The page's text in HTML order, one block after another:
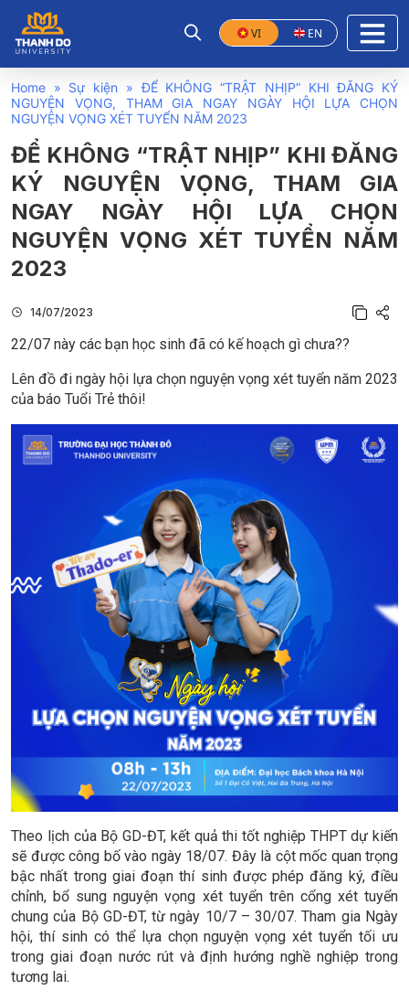
VI EN
Home » Sự kiện »ĐỂ KHÔNG “TRẬT NHỊP” KHI ĐĂNG KÝ
NGUYỆN VỌNG, THAM GIA NGAY NGÀY HỘI LỰA CHỌN
NGUYỆN VỌNG XÉT TUYỂN NĂM 2023
ĐỂ KHÔNG “TRẬT NHỊP” KHI ĐĂNG
KÝ NGUYỆN VỌNG, THAM GIA
NGAY NGÀY HỘI LỰA CHỌN
NGUYỆN VỌNG XÉT TUYỂN NĂM
2023
14/07/2023
22/07 này các bạn học sinh đã có kế hoạch gì chưa??
Lên đồ đi ngày hội lựa chọn nguyện vọng xét tuyển năm 2023
của báo Tuổi Trẻ thôi!
Theo lịch của Bộ GD-ĐT, kết quả thi tốt nghiệp THPT dự kiến
sẽ được công bố vào ngày 18/07. Đây là cột mốc quan trọng
bậc nhất trong giai đoạn thí sinh được phép đăng ký, điều
chỉnh, bổ sung nguyện vọng xét tuyển trên cổng xét tuyển
chung của Bộ GD-ĐT, từ ngày 10/7 – 30/07. Tham gia Ngày
hội, thí sinh có thể lựa chọn nguyện vọng xét tuyển tối ưu
trong giai đoạn nước rút và định hướng nghề nghiệp trong
tương lai.